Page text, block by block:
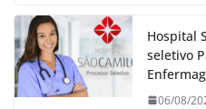
Hospital
seletivo
06/08/